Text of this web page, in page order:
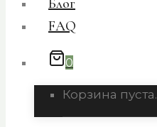
Блог
FAQ
0
Корзина пуста.